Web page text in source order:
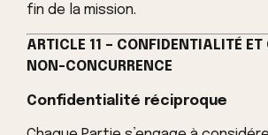
fin de la mission.
ARTICLE 11 – CONFIDENTIALITÉ ET
NON-CONCURRENCE
Confidentialité réciproque